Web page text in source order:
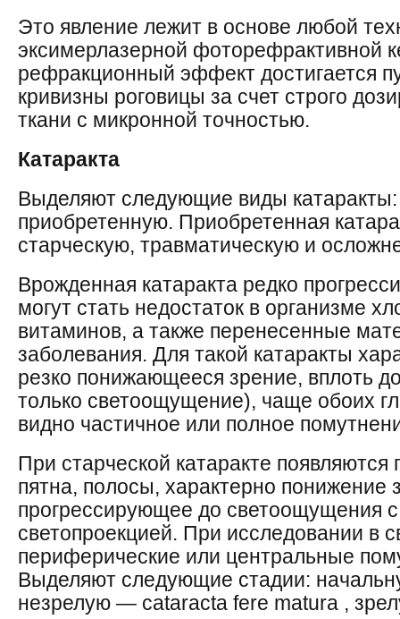
Это явление лежит в основе любой
эксимерлазерной фоторефрактивной
рефракционный эффект достигается
кривизны роговицы за счет строго
ткани с микронной точностью.
Катаракта
Выделяют следующие виды
приобретенную. Приобретенная
старческую, травматическую и
Врожденная катаракта редко
могут стать недостаток в организме
витаминов, а также перенесенные
заболевания. Для такой катаракты
резко понижающееся зрение, вплоть
только светоощущение), чаще обоих
видно частичное или полное
При старческой катаракте
пятна, полосы, характерно понижение
прогрессирующее до светоощущения
светопроекцией. При исследовании в
периферические или центральные
Выделяют следующие стадии:
незрелую — cataracta fere matura ,